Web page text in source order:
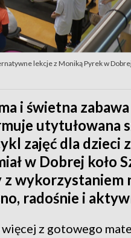
lekcje z Moniką Pyrek w
i świetna
utytułowana
zajęć dla dzieci
w Dobrej koło
z wykorzystaniem
radośnie i
z gotowego